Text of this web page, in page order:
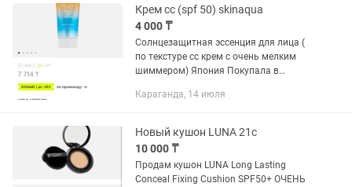
Крем сс (spf 50) skinaqua
4 000 ₸
Солнцезащитная эссенция для лица (
по текстуре сс крем с очень мелким
шиммером) Япония Покупала в
Караганда, 14 июля
Новый кушон LUNA 21c
10 000 ₸
Продам кушон LUNA Long Lasting
Conceal Fixing Cushion SPF50+ ОЧЕНЬ